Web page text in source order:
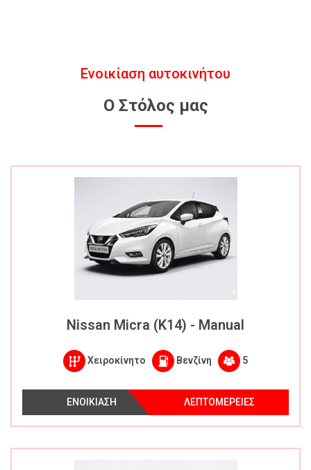
Ενοικίαση αυτοκινήτου
Ο Στόλος μας
Nissan Micra (K14) - Manual
Χειροκίνητο Βενζίνη 5
ΕΝΟΙΚΙΑΣΗ ΛΕΠΤΟΜΕΡΕΙΕΣ